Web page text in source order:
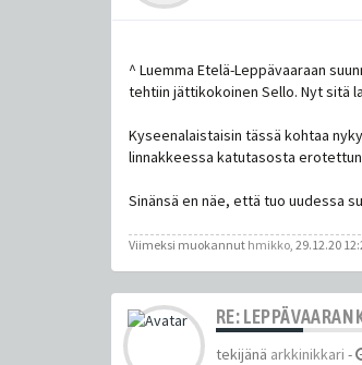
^ Luemma Etelä-Leppävaaraan
tehtiin jättikokoinen Sello. Nyt sitä
Kyseenalaistaisin tässä kohtaa
linnakkeessa katutasosta
Sinänsä en näe, että tuo uudessa
Viimeksi muokannut hmikko , 29.12.20
RE:
tekijänä arkkinikkari -